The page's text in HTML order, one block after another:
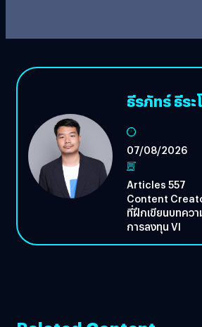
ธีรภัทร์ ธีร
07/08/2026
Articles 557
Content
ที่ฝึกเขียนบทควา
การลงทุน VI